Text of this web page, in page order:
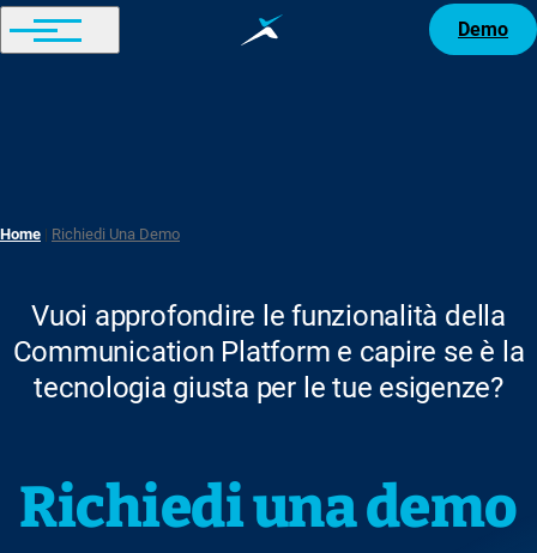
Demo
Home Richiedi Una Demo
Richiedi una demo
Vuoi approfondire le funzionalità della
Communication Platform e capire se è la
tecnologia giusta per le tue esigenze?